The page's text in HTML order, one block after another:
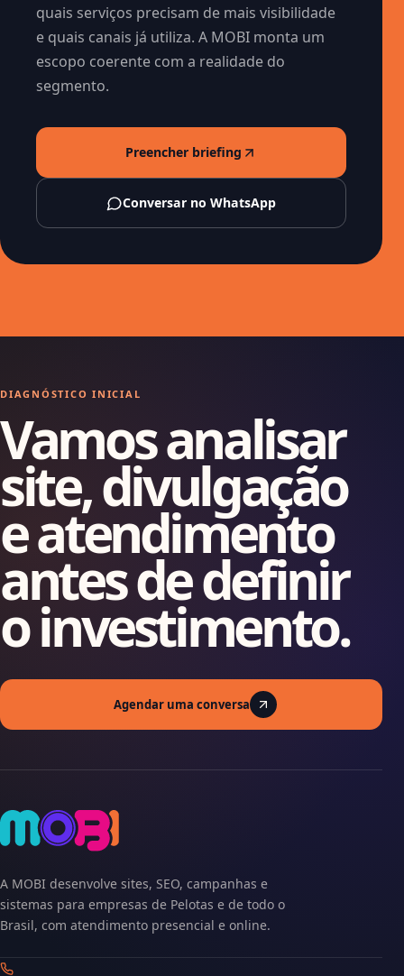
quais serviços precisam de mais visibilidade
e quais canais já utiliza. A MOBI monta um
escopo coerente com a realidade do
segmento.
Preencher briefing
Conversar no WhatsApp
DIAGNÓSTICO INICIAL
Vamos analisar
site, divulgação
e atendimento
antes de definir
o investimento.
Agendar uma conversa
A MOBI desenvolve sites, SEO, campanhas e
sistemas para empresas de Pelotas e de todo o
Brasil, com atendimento presencial e online.